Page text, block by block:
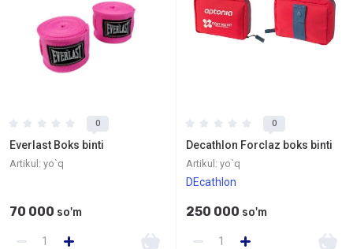
0
Everlast Boks binti
Artikul: yo`q
70 000 so'm
0
Decathlon Forclaz boks binti
Artikul: yo`q
DEcathlon
250 000 so'm